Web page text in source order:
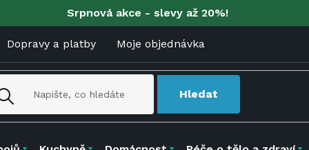
Srpnová akce - slevy až 20%!
Dopravy a platby Moje objednávka
Hledat